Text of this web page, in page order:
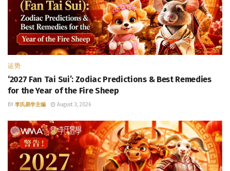
运势
‘2027 Fan Tai Sui’: Zodiac Predictions & Best Remedies
for the Year of the Fire Sheep
BY 李氏易学主编 August 3, 2026